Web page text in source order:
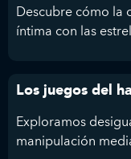
Descubre cómo la
íntima con las
Los juegos del
Exploramos
manipulación